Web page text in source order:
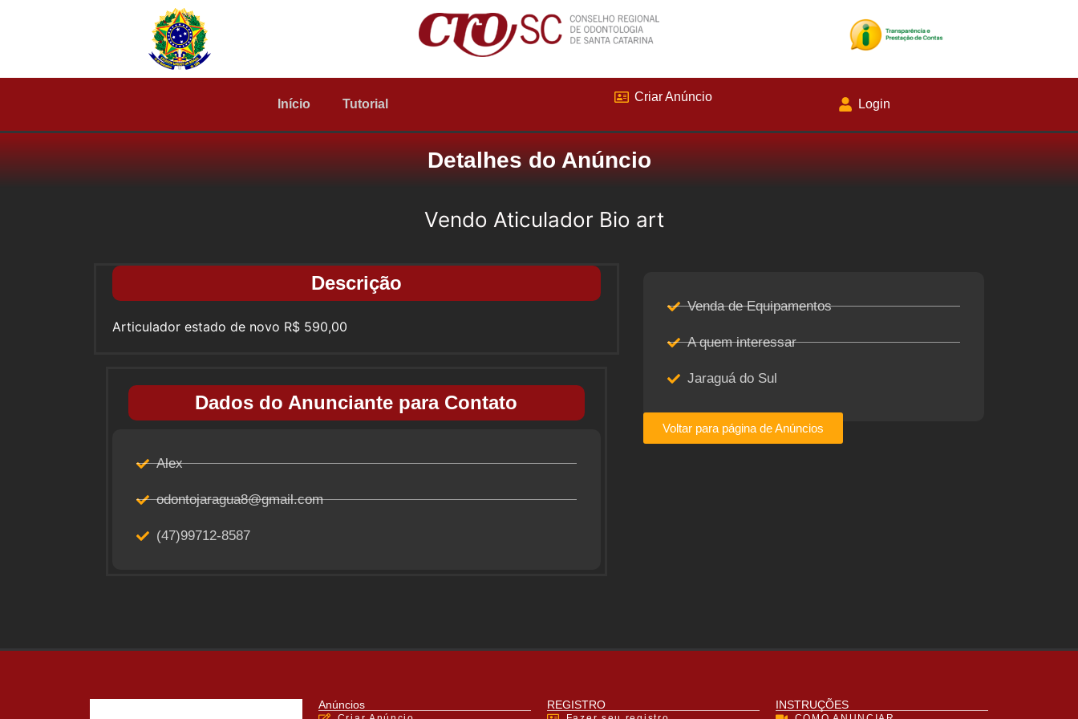
Início Tutorial
Criar Anúncio
Login
Detalhes do Anúncio
Vendo Aticulador Bio art
Descrição
Articulador estado de novo R$ 590,00
Dados do Anunciante para Contato
Alex
odontojaragua8@gmail.com
(47)99712-8587
Venda de Equipamentos
A quem interessar
Jaraguá do Sul
Voltar para página de Anúncios
Anúncios REGISTRO INSTRUÇÕES